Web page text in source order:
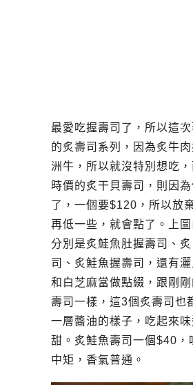
最愛吃握壽司了，所以這
的炙壽司系列，因為炙牛
洲牛，所以就沒特別想吃
時價的炙干貝壽司，則因
了，一個要$120，所以放
再低一些，就會點了。上圖
分別是炙鮭魚肚握壽司、
司、炙鮭魚握壽司，還有
和白芝麻當做點綴，跟剛
壽司一樣，這3個炙壽司也
一層醬油的樣子，吃起來
甜。炙鮭魚壽司一個$40，
中矩，香氣普通。